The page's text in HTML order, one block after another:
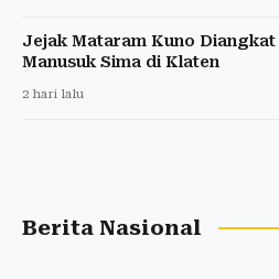
Jejak Mataram Kuno
Manusuk Sima di Klaten
2 hari lalu
Berita Nasional